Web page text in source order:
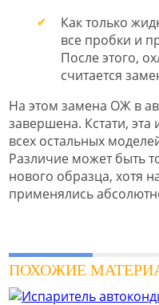
Как только
все пробки и
После этого,
считается
На этом замена ОЖ в
завершена. Кстати, эта
всех остальных
Различие может быть
нового образца, хотя
применялись
ПОХОЖИЕ